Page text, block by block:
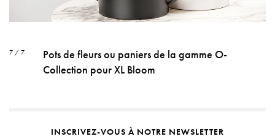
7 / 7
Pots de fleurs ou paniers de la gamme O-
Collection pour XL Bloom
INSCRIVEZ-VOUS À NOTRE NEWSLETTER